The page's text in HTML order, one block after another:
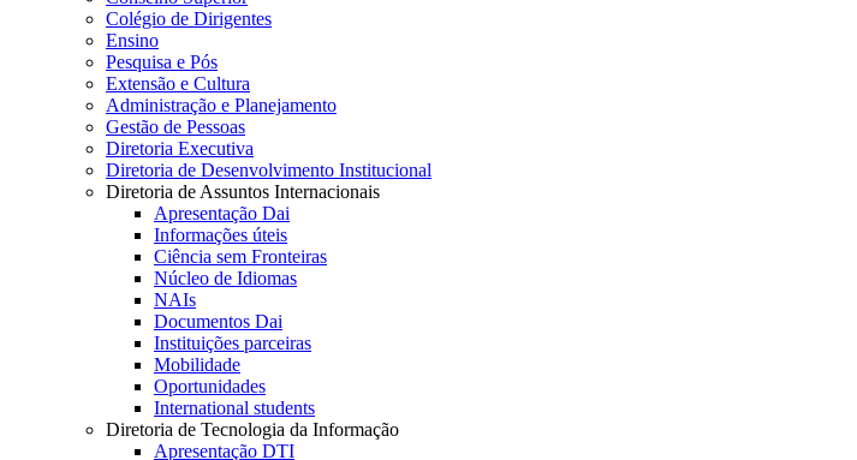
Colégio de Dirigentes
Ensino
Pesquisa e Pós
Extensão e Cultura
Administração e Planejamento
Gestão de Pessoas
Diretoria Executiva
Diretoria de Desenvolvimento Institucional
Diretoria de Assuntos Internacionais
Apresentação Dai
Informações úteis
Ciência sem Fronteiras
Núcleo de Idiomas
NAIs
Documentos Dai
Instituições parceiras
Mobilidade
Oportunidades
International students
Diretoria de Tecnologia da Informação
Apresentação DTI